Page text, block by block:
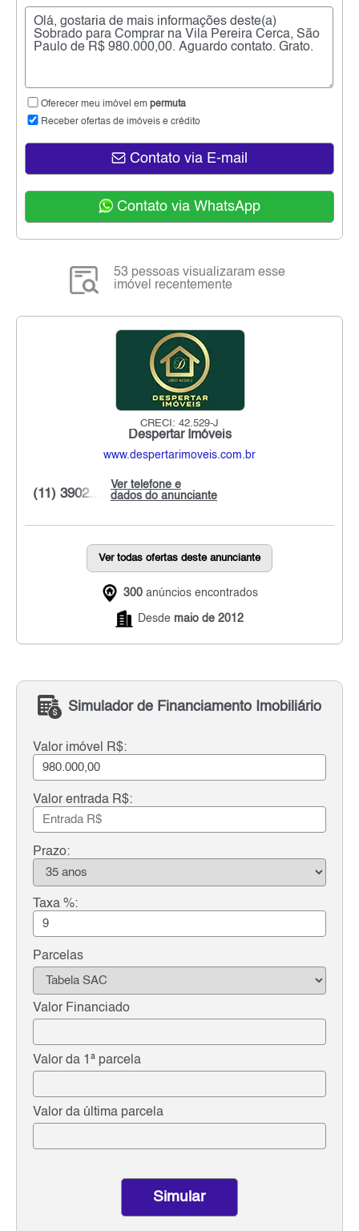
Oferecer meu imóvel em permuta
Receber ofertas de imóveis e crédito
Contato via E-mail
Contato via WhatsApp
53 pessoas visualizaram esse
imóvel recentemente
CRECI: 42.529-J
Despertar Imóveis
www.despertarimoveis.com.br
Ver telefone e
dados do anunciante
(11) 3902...
Ver todas ofertas deste anunciante
300 anúncios encontrados
Desde maio de 2012
Simulador de Financiamento Imobiliário
Valor imóvel R$:
Valor entrada R$:
Prazo:
Taxa %:
Parcelas
Valor Financiado
Valor da 1ª parcela
Valor da última parcela
Simular